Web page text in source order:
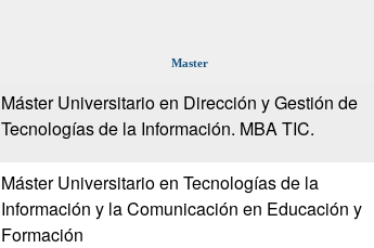
Master
Máster Universitario en Dirección y Gestión de
Tecnologías de la Información. MBA TIC.
Máster Universitario en Tecnologías de la
Información y la Comunicación en Educación y
Formación